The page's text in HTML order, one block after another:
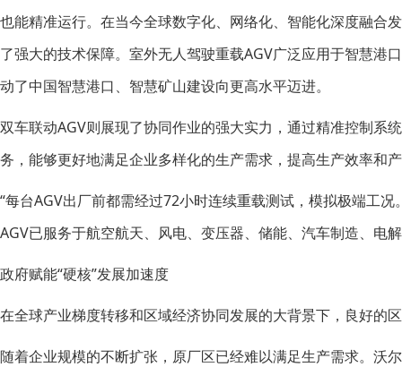
也能精准运行。在当今全球数字化、网络化、智能化深度融合
了强大的技术保障。室外无人驾驶重载AGV广泛应用于智慧港
动了中国智慧港口、智慧矿山建设向更高水平迈进。
双车联动AGV则展现了协同作业的强大实力，通过精准控制系
务，能够更好地满足企业多样化的生产需求，提高生产效率和
“每台AGV出厂前都需经过72小时连续重载测试，模拟极端工
AGV已服务于航空航天、风电、变压器、储能、汽车制造、电
政府赋能“硬核”发展加速度
在全球产业梯度转移和区域经济协同发展的大背景下，良好的
随着企业规模的不断扩张，原厂区已经难以满足生产需求。沃